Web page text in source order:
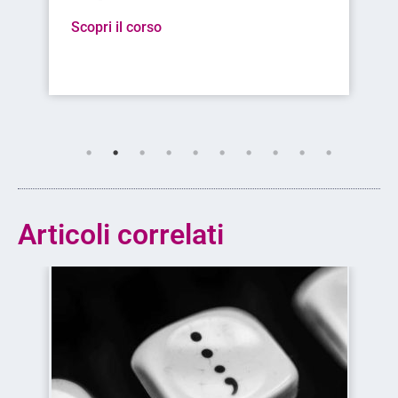
Articoli correlati